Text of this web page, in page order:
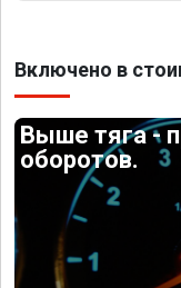
Включено в
Выше тяга -
оборотов.